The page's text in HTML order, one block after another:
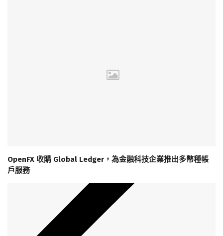
OpenFX 收購 Global Ledger，為金融科技企業推出多幣種帳
戶服務